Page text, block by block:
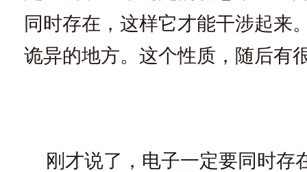
同时存在，这样它才能干涉起来
诡异的地方。这个性质，随后有
刚才说了，电子一定要同时存